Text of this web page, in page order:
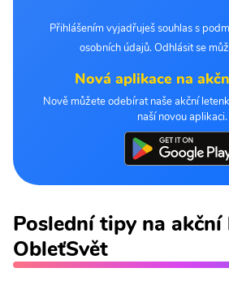
Přihlášením vyjadřuješ souhlas s
osobních údajů. Odhlásit se
Nová aplikace na
Nově můžete odebírat naše akční
naší novou aplikaci.
Poslední tipy na akční
ObleťSvět